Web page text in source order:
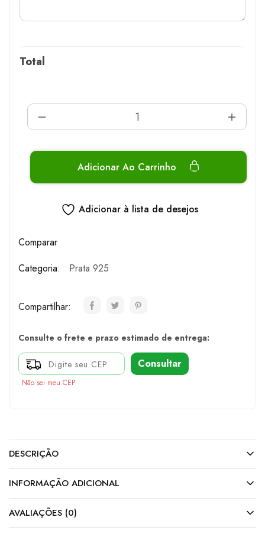
Total
Adicionar Ao Carrinho
Adicionar à lista de desejos
Comparar
Categoria:
Prata 925
Compartilhar:
Consulte o frete e prazo estimado de entrega:
Consultar
Não sei meu CEP
DESCRIÇÃO
INFORMAÇÃO ADICIONAL
AVALIAÇÕES (0)